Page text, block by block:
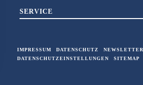
SERVICE
IMPRESSUM DATENSCHUTZ
NEWSLETTER
DATENSCHUTZEINSTELLUNGEN
SITEMAP